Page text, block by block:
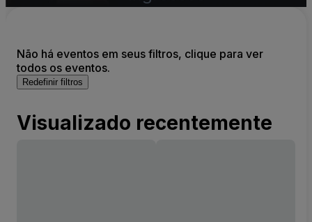
Não há eventos em seus filtros, clique para ver
todos os eventos.
Redefinir filtros
Visualizado recentemente